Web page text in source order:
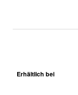
Erhältlich bei